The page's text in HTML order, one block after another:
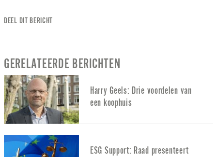
DEEL DIT BERICHT
GERELATEERDE BERICHTEN
Harry Geels: Drie voordelen van
een koophuis
ESG Support: Raad presenteert